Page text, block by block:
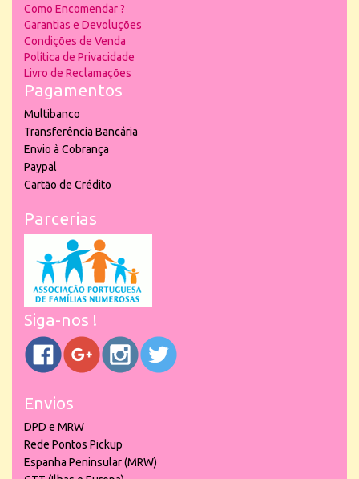
Como Encomendar ?
Garantias e Devoluções
Condições de Venda
Política de Privacidade
Livro de Reclamações
Pagamentos
Multibanco
Transferência Bancária
Envio à Cobrança
Paypal
Cartão de Crédito
Parcerias
Siga-nos !
Envios
DPD e MRW
Rede Pontos Pickup
Espanha Peninsular (MRW)